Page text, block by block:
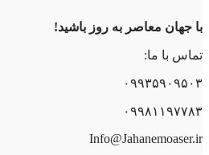
با جهان معاصر به روز باشید!
تماس با ما:
۰۹۹۳۵۹۰۹۵۰۳
۰۹۹۸۱۱۹۷۷۸۳
Info@Jahanemoaser.ir